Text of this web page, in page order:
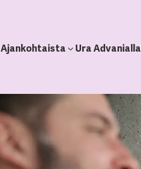
Ajankohtaista Ura Advanialla